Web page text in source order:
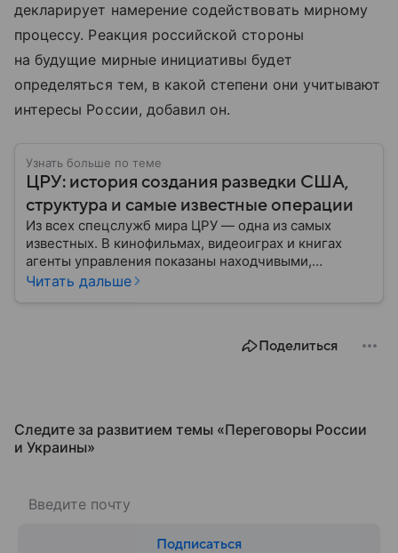
декларирует намерение содействовать мирному
процессу. Реакция российской стороны
на будущие мирные инициативы будет
определяться тем, в какой степени они учитывают
интересы России, добавил он.
Узнать больше по теме
ЦРУ: история создания разведки США,
структура и самые известные операции
Из всех спецслужб мира ЦРУ — одна из самых
известных. В кинофильмах, видеоиграх и книгах
агенты управления показаны находчивыми,
смелыми и принципиальными людьми, для которых
Читать дальше
Поделиться
Следите за развитием темы «Переговоры России
и Украины⁠»
Подписаться